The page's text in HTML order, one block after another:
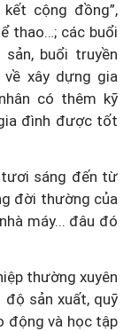
cộng đồng”,
thao…; các buổi
buổi truyền
xây dựng gia
có thêm kỹ
đình được tốt
tươi sáng đến từ
đời thường của
máy... đâu đó
thường xuyên
sản xuất, quỹ
động và học tập